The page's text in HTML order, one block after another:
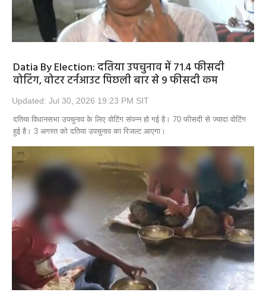
Datia By Election: दतिया उपचुनाव में 71.4 फीसदी
वोटिंग, वोटर टर्नआउट पिछली बार से 9 फीसदी कम
Updated: Jul 30, 2026 19:23 PM SIT
दतिया विधानसभा उपचुनाव के लिए वोटिंग संपन्न हो गई है। 70 फीसदी से ज्यादा वोटिंग
हुई है। 3 अगस्त को दतिया उपचुनाव का रिजल्ट आएगा।